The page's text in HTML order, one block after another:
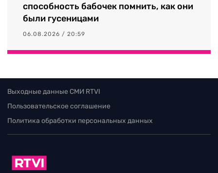
способность бабочек помнить, как они
были гусеницами
06.08.2026 / 20:59
Выходные данные СМИ RTVI
Пользовательское соглашение
Политика обработки персональных данных